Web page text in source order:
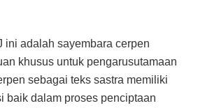
ini adalah sayembara cerpen
khusus untuk pengarusutamaan
sebagai teks sastra memiliki
baik dalam proses penciptaan